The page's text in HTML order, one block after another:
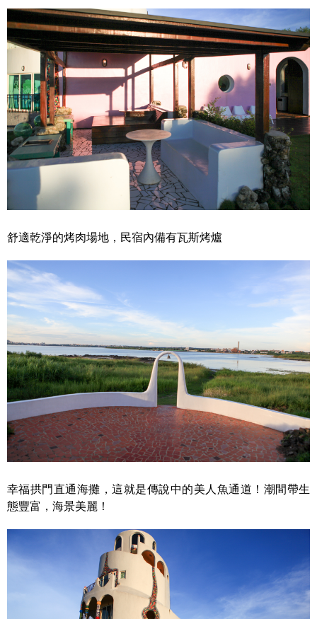
舒適乾淨的烤肉場地，民宿內備有瓦斯烤爐
幸福拱門直通海攤，這就是傳說中的美人魚通道！潮間帶生
態豐富，海景美麗！